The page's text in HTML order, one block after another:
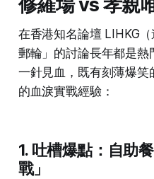
修羅場 vs 孝親
在香港知名論壇 LIHKG
郵輪」的討論長年都是
一針見血，既有刻薄爆
的血淚實戰經驗：
1. 吐槽爆點：自助
戰」